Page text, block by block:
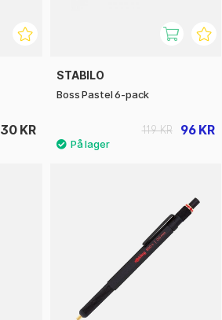
30 KR
STABILO
Boss Pastel 6-pack
96 KR
119 KR